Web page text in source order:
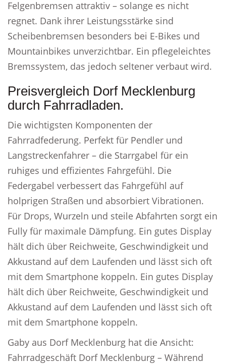
Felgenbremsen attraktiv – solange es nicht
regnet. Dank ihrer Leistungsstärke sind
Scheibenbremsen besonders bei E-Bikes und
Mountainbikes unverzichtbar. Ein pflegeleichtes
Bremssystem, das jedoch seltener verbaut wird.
Preisvergleich Dorf Mecklenburg
durch Fahrradladen.
Die wichtigsten Komponenten der
Fahrradfederung. Perfekt für Pendler und
Langstreckenfahrer – die Starrgabel für ein
ruhiges und effizientes Fahrgefühl. Die
Federgabel verbessert das Fahrgefühl auf
holprigen Straßen und absorbiert Vibrationen.
Für Drops, Wurzeln und steile Abfahrten sorgt ein
Fully für maximale Dämpfung. Ein gutes Display
hält dich über Reichweite, Geschwindigkeit und
Akkustand auf dem Laufenden und lässt sich oft
mit dem Smartphone koppeln. Ein gutes Display
hält dich über Reichweite, Geschwindigkeit und
Akkustand auf dem Laufenden und lässt sich oft
mit dem Smartphone koppeln.
Gaby aus Dorf Mecklenburg hat die Ansicht:
Fahrradgeschäft Dorf Mecklenburg – Während